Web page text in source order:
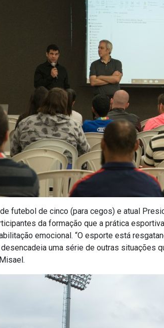
futebol de cinco (para cegos) e atual
da formação que a prática
emocional. “O esporte está
uma série de outras situações